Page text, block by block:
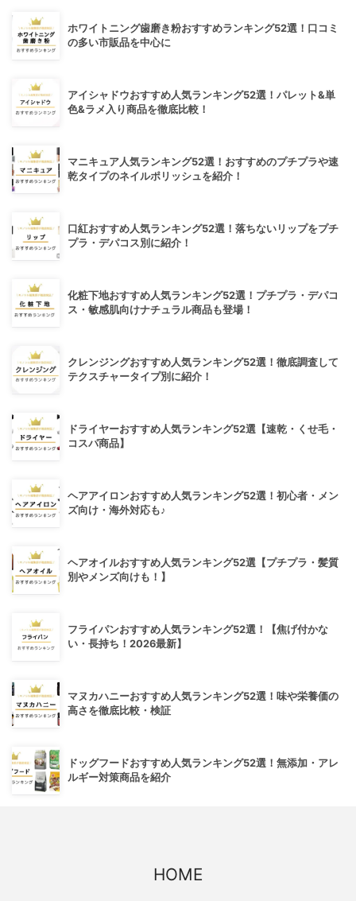
ホワイトニング歯磨き粉おすすめランキング52選！口コミ
の多い市販品を中心に
アイシャドウおすすめ人気ランキング52選！パレット&単
色&ラメ入り商品を徹底比較！
マニキュア人気ランキング52選！おすすめのプチプラや速
乾タイプのネイルポリッシュを紹介！
口紅おすすめ人気ランキング52選！落ちないリップをプチ
プラ・デパコス別に紹介！
化粧下地おすすめ人気ランキング52選！プチプラ・デパコ
ス・敏感肌向けナチュラル商品も登場！
クレンジングおすすめ人気ランキング52選！徹底調査して
テクスチャータイプ別に紹介！
ドライヤーおすすめ人気ランキング52選【速乾・くせ毛・
コスパ商品】
ヘアアイロンおすすめ人気ランキング52選！初心者・メン
ズ向け・海外対応も♪
ヘアオイルおすすめ人気ランキング52選【プチプラ・髪質
別やメンズ向けも！】
フライパンおすすめ人気ランキング52選！【焦げ付かな
い・長持ち！2026最新】
マヌカハニーおすすめ人気ランキング52選！味や栄養価の
高さを徹底比較・検証
ドッグフードおすすめ人気ランキング52選！無添加・アレ
ルギー対策商品を紹介
HOME